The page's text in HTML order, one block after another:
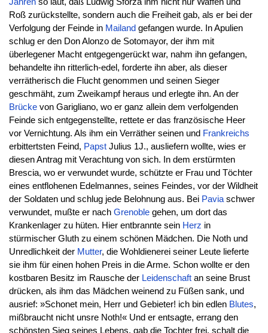
Jahrenso laut, daß Ludwig Sforza ihm nicht nur Waffen und
Roß zurückstellte, sondern auch die Freiheit gab, als er bei der
Verfolgung der Feinde in Mailand gefangen wurde. In Apulien
schlug er den Don Alonzo de Sotomayor, der ihm mit
überlegener Macht entgegengerückt war, nahm ihn gefangen,
behandelte ihn ritterlich-edel, forderte ihn aber, als dieser
verrätherisch die Flucht genommen und seinen Sieger
geschmäht, zum Zweikampf heraus und erlegte ihn. An der
Brückevon Garigliano, wo er ganz allein dem verfolgenden
Feinde sich entgegenstellte, rettete er das französische Heer
vor Vernichtung. Als ihm ein Verräther seinen und Frankreichs
erbittertsten Feind, PapstJulius 1J., ausliefern wollte, wies er
diesen Antrag mit Verachtung von sich. In dem erstürmten
Brescia, wo er verwundet wurde, schützte er Frau und Töchter
eines entflohenen Edelmannes, seines Feindes, vor der Wildheit
der Soldaten und schlug jede Belohnung aus. Bei Paviaschwer
verwundet, mußte er nach Grenoblegehen, um dort das
Krankenlager zu hüten. Hier entbrannte sein Herz in
stürmischer Gluth zu einem schönen Mädchen. Die Noth und
Unredlichkeit der Mutter, die Wohldienerei seiner Leute lieferte
sie ihm für einen hohen Preis in die Arme. Schon wollte er den
kostbaren Besitz im Rausche der Leidenschaftan seine Brust
drücken, als ihm das Mädchen weinend zu Füßen sank, und
ausrief: »Schonet mein, Herr und Gebieter! ich bin edlen Blutes,
mißbraucht nicht unsre Noth!« Und er entsagte, errang den
schönsten Sieg seines Lebens, gab die Tochter frei, schalt die